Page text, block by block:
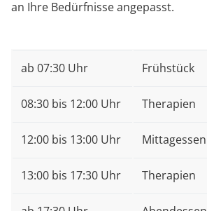
an Ihre Bedürfnisse angepasst.
ab 07:30 Uhr Frühstück
08:30 bis 12:00 Uhr Therapien
12:00 bis 13:00 Uhr Mittagessen
13:00 bis 17:30 Uhr Therapien